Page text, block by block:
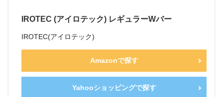
IROTEC (アイロテック) レギュラーWバー
IROTEC(アイロテック)
Amazonで探す
Yahooショッピングで探す